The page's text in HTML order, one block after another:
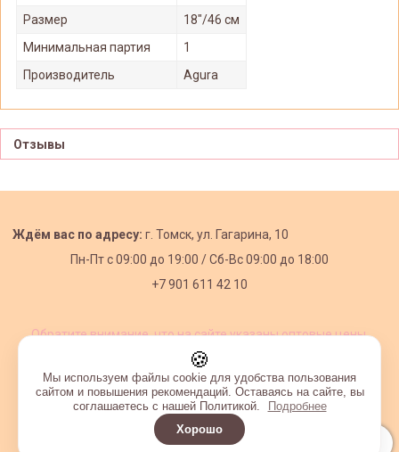
Размер
18"/46 см
Минимальная партия
1
Производитель
Agura
Отзывы
Ждём вас по адресу: г. Томск, ул. Гагарина, 10
Пн-Пт с09:00 до 19:00 /Сб-Вс 09:00 до 18:00
+7 901 611 42 10
Обратите внимание, что на сайте указаны оптовые цены,
Интернет-магазин создан на InSales
🍪
Мы используем файлы cookie для удобства пользования
сайтом и повышения рекомендаций. Оставаясь на сайте, вы
соглашаетесь с нашей Политикой.
Подробнее
Хорошо